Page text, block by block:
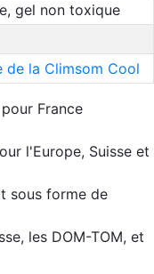
gel non toxique
de la Climsom Cool
France
l'Europe, Suisse et
sous forme de
les DOM-TOM, et